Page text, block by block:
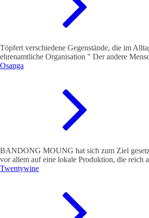
Töpfert verschiedene Gegenstände, die im
ehrenamtliche Organisation " Der andere
Osanga
BANDONG MOUNG hat sich zum Ziel
vor allem auf eine lokale Produktion, die reich
Twentywine